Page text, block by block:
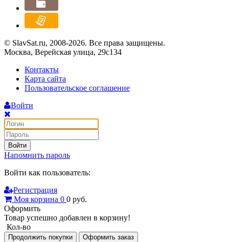
© SlavSat.ru, 2008-2026. Все права защищены.
Москва, Верейская улица, 29с134
Контакты
Карта сайта
Пользовательское соглашение
Войти
Войти
Напомнить пароль
Войти как пользователь:
Регистрация
Моя корзина 0 0 руб.
Оформить
Товар успешно добавлен в корзину!
Кол-во
Продолжить покупки Оформить заказ